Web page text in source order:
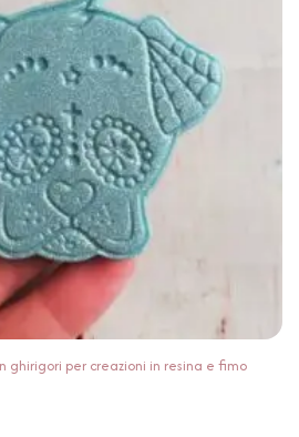
ghirigori per creazioni in resina e fimo